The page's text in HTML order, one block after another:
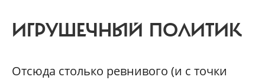
ИГРУШЕЧНЫЙ ПОЛИТИК
Отсюда столько ревнивого (и с точки